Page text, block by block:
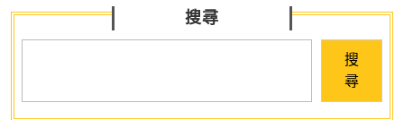
搜尋
搜
尋